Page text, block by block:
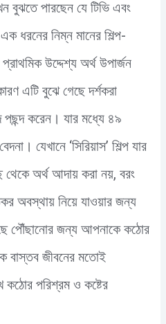
পারছেন যে টিভি এবং
ধরনের নিম্ন মানের শিল্প-
উদ্দেশ্য অর্থ উপার্জন
এটি বুঝে গেছে দর্শকরা
করেন। যার মধ্যে ৪৯
যেখানে ‘সিরিয়াস’ শিল্প যার
অর্থ আদায় করা নয়, বরং
অবস্থায় নিয়ে যাওয়ার জন্য
পৌঁছানোর জন্য আপনাকে কঠোর
বাস্তব জীবনের মতোই
পরিশ্রম ও কষ্টের